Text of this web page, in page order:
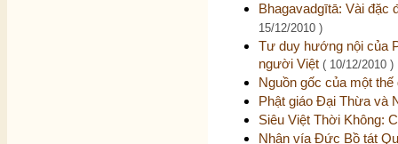
Bhagavadgītā: Vài đặc
15/12/2010 )
Tư duy hướng nội của
người Việt ( 10/12/2010 )
Nguồn gốc của một
Phật giáo Đại Thừa và
Siêu Việt Thời Không:
Nhân vía Đức Bồ tát